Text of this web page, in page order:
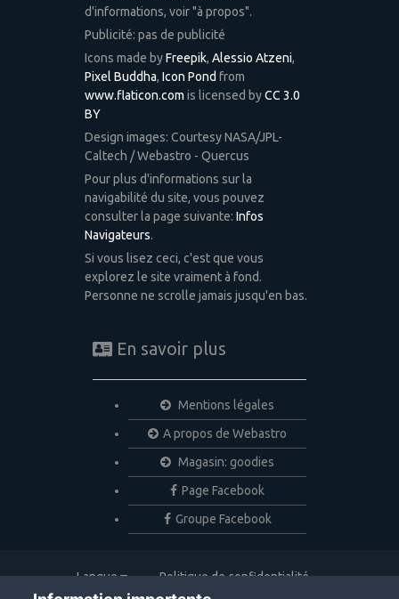
d'informations, voir "à propos".
Publicité: pas de publicité
Icons made byFreepik, Alessio Atzeni,
Pixel Buddha, Icon Pond from
www.flaticon.com is licensed byCC 3.0
BY
Design images: Courtesy NASA/JPL-
Caltech / Webastro - Quercus
Pour plus d'informations sur la
navigabilité du site, vous pouvez
consulter la page suivante: Infos
Navigateurs.
Si vous lisez ceci, c'est que vous
explorez le site vraiment à fond.
Personne ne scrolle jamais jusqu'en bas.
En savoir plus
Mentions légales
A propos de Webastro
Magasin: goodies
Page Facebook
Groupe Facebook
Langue
Politique de confidentialité
Nous contacter